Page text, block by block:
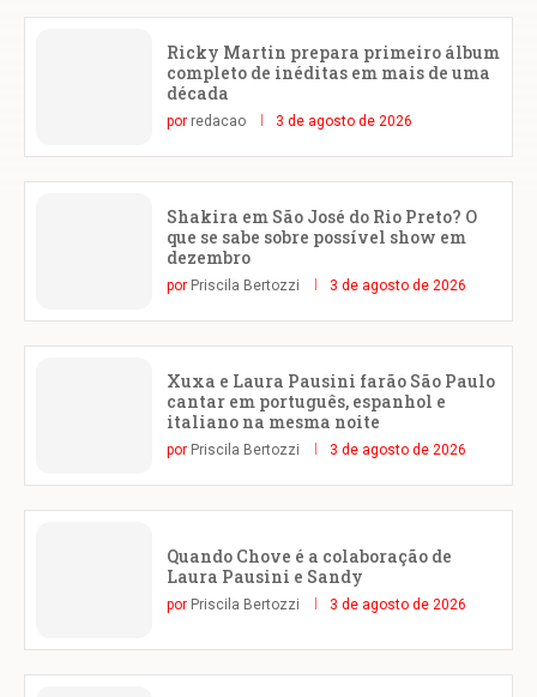
Ricky Martin prepara primeiro álbum
completo de inéditas em mais de uma
década
por redacao 3 de agosto de 2026
Shakira em São José do Rio Preto? O
que se sabe sobre possível show em
dezembro
por Priscila Bertozzi 3 de agosto de 2026
Xuxa e Laura Pausini farão São Paulo
cantar em português, espanhol e
italiano na mesma noite
por Priscila Bertozzi 3 de agosto de 2026
Quando Chove é a colaboração de
Laura Pausini e Sandy
por Priscila Bertozzi 3 de agosto de 2026